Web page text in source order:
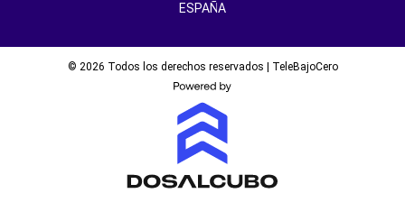
ESPAÑA
© 2026 Todos los derechos reservados | TeleBajoCero